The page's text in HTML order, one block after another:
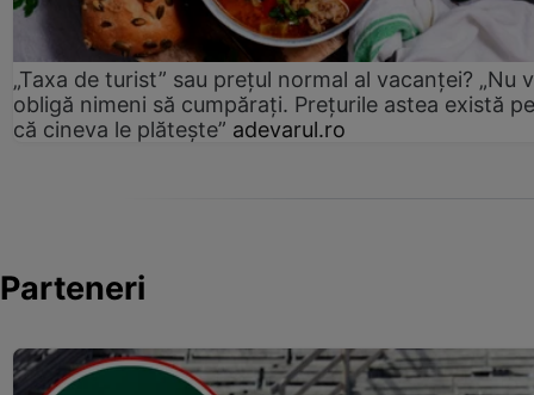
„Taxa de turist” sau prețul normal al vacanței? „Nu
obligă nimeni să cumpărați. Prețurile astea există
că cineva le plătește” adevarul.ro
Parteneri